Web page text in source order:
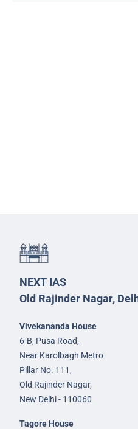
NEXT IAS
Old Rajinder Nagar,
Vivekananda House
6-B, Pusa Road,
Near Karolbagh Metro
Pillar No. 111,
Old Rajinder Nagar,
New Delhi - 110060
Tagore House